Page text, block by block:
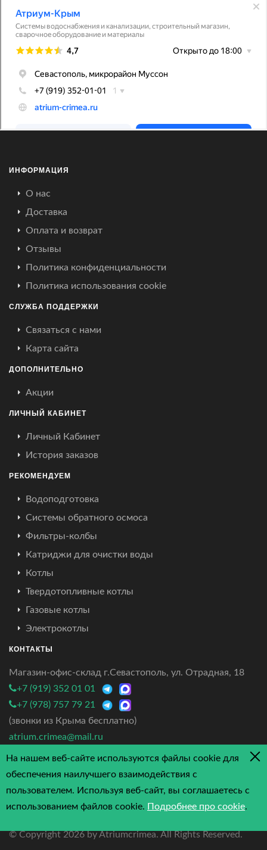
ИНФОРМАЦИЯ
О нас
Доставка
Оплата и возврат
Отзывы
Политика конфиденциальности
Политика использования cookie
СЛУЖБА ПОДДЕРЖКИ
Связаться с нами
Карта сайта
ДОПОЛНИТЕЛЬНО
Акции
ЛИЧНЫЙ КАБИНЕТ
Личный Кабинет
История заказов
РЕКОМЕНДУЕМ
Водоподготовка
Системы обратного осмоса
Фильтры-колбы
Катриджи для очистки воды
Котлы
Твердотопливные котлы
Газовые котлы
Электрокотлы
КОНТАКТЫ
Магазин-офис-склад г.Севастополь, ул. Отрадная, 18
+7 (919) 352 01 01
+7 (978) 757 79 21
(звонки из Крыма бесплатно)
atrium.crimea@mail.ru
4.7/5 - 3 отзыва
© Copyright 2026 by Atriumcrimea. All Rights Reserved.
На нашем веб-сайте используются файлы cookie для
обеспечения наилучшего взаимодействия с
пользователем. Используя веб-сайт, вы соглашаетесь с
использованием файлов cookie. Подробнее про cookie.